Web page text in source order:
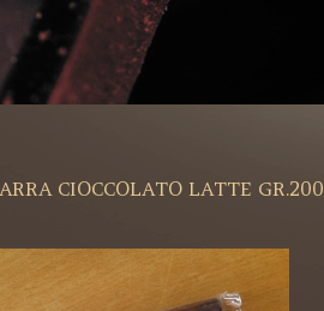
CIOCCOLATO LATTE GR.200